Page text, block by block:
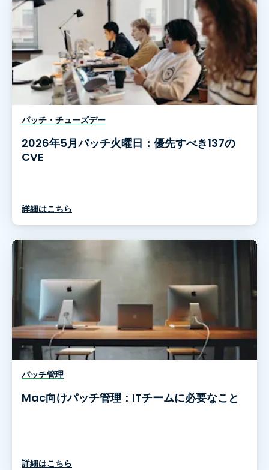
パッチ・チューズデー
2026年5月パッチ火曜日：優先すべき137の
CVE
詳細はこちら
パッチ管理
Mac向けパッチ管理：ITチームに必要なこと
詳細はこちら